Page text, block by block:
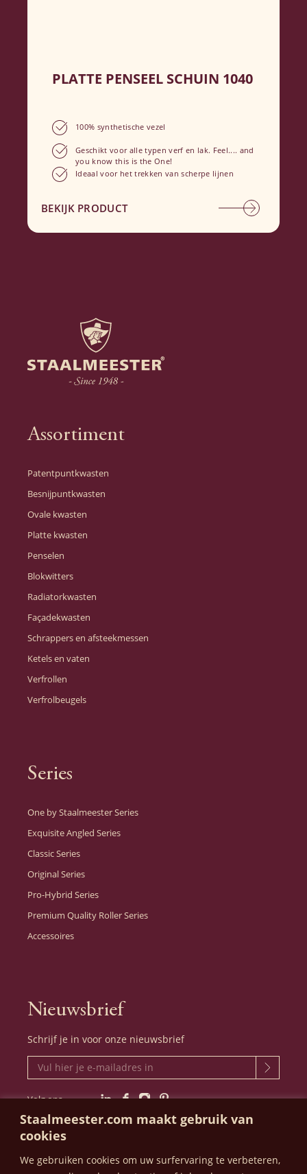
Staalmeester.com maakt gebruik van
cookies
We gebruiken cookies om uw surfervaring te verbeteren,
PLATTE PENSEEL SCHUIN 1040
100% synthetische vezel
Geschikt voor alle typen verf en lak. Feel.... and
you know this is the One!
Ideaal voor het trekken van scherpe lijnen
BEKIJK PRODUCT
Assortiment
Patentpuntkwasten
Besnijpuntkwasten
Ovale kwasten
Platte kwasten
Penselen
Blokwitters
Radiatorkwasten
Façadekwasten
Schrappers en afsteekmessen
Ketels en vaten
Verfrollen
Verfrolbeugels
Series
One by Staalmeester Series
Exquisite Angled Series
Classic Series
Original Series
Pro-Hybrid Series
Premium Quality Roller Series
Accessoires
Nieuwsbrief
Schrijf je in voor onze nieuwsbrief
Volg ons LinkedIn
Facebook
Instagram
Pinterest
STAALMEESTER - FOKKERSTRAAT 508